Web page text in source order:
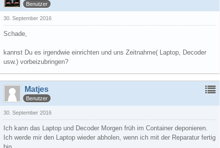
Benutzer
30. September 2016
Schade,
kannst Du es irgendwie einrichten und uns Zeitnahme( Laptop, Decoder
usw.) vorbeizubringen?
Matjes
Benutzer
30. September 2016
Ich kann das Laptop und Decoder Morgen früh im Container deponieren.
Ich werde mir den Laptop wieder abholen, wenn ich mit der Reparatur fertig